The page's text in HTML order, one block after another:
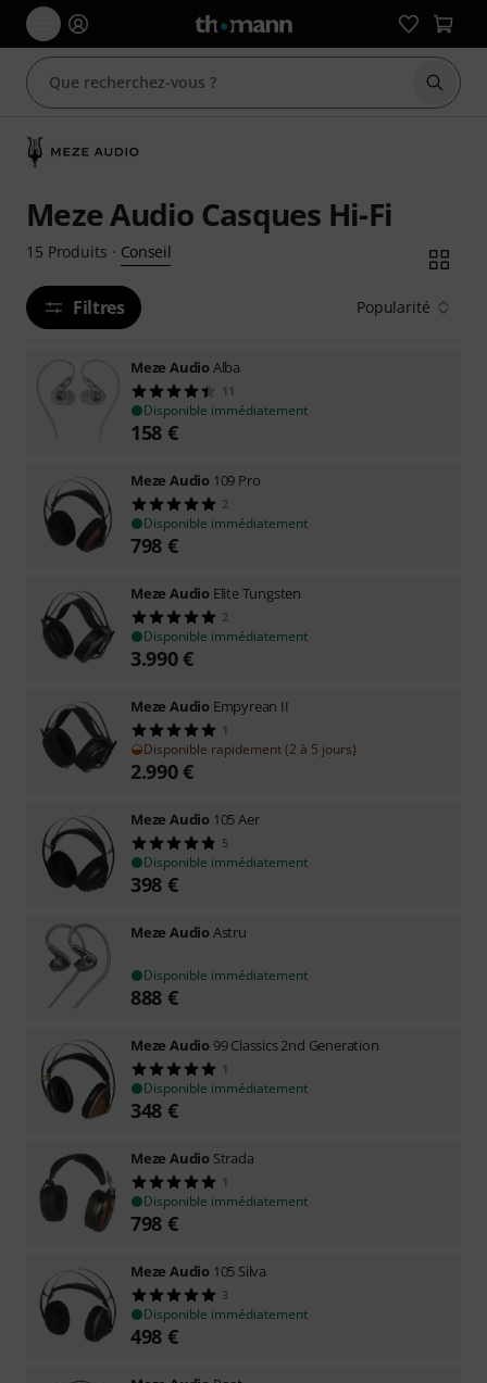
Meze Audio Casques Hi-Fi
15 Produits · Conseil
Filtres Popularité
Meze AudioAlba
11
Disponible immédiatement
158 €
Meze Audio 109 Pro
2
Disponible immédiatement
798 €
Meze Audio Elite Tungsten
2
Disponible immédiatement
3.990€
Meze Audio Empyrean II
1
Disponible rapidement (2 à 5 jours)
2.990€
Meze Audio 105 Aer
5
Disponible immédiatement
398 €
Meze AudioAstru
Disponible immédiatement
888 €
Meze Audio 99 Classics 2nd Generation
1
Disponible immédiatement
348 €
Meze Audio Strada
1
Disponible immédiatement
798 €
Meze Audio 105 Silva
3
Disponible immédiatement
498 €